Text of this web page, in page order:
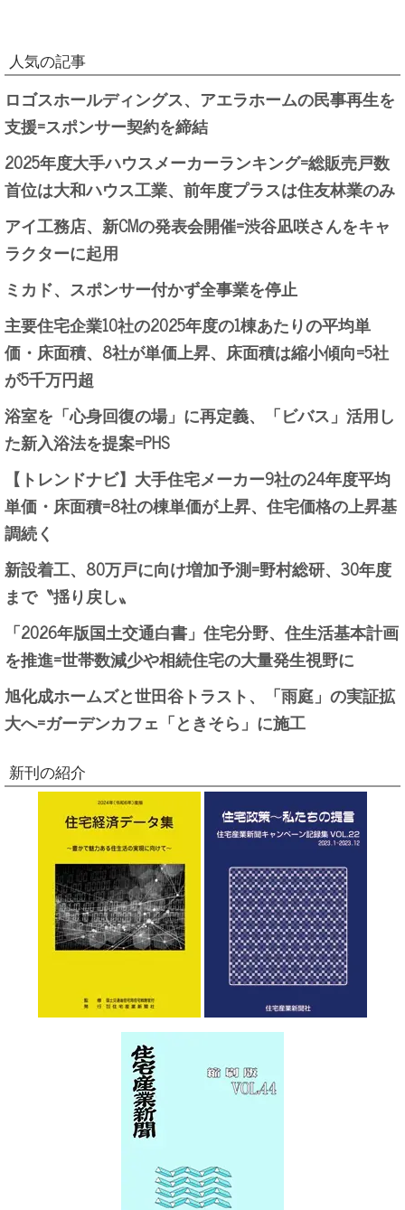
人気の記事
ロゴスホールディングス、アエラホームの民事再生を
支援=スポンサー契約を締結
2025年度大手ハウスメーカーランキング=総販売戸数
首位は大和ハウス工業、前年度プラスは住友林業のみ
アイ工務店、新CMの発表会開催=渋谷凪咲さんをキャ
ラクターに起用
ミカド、スポンサー付かず全事業を停止
主要住宅企業10社の2025年度の1棟あたりの平均単
価・床面積、8社が単価上昇、床面積は縮小傾向=5社
が5千万円超
浴室を「心身回復の場」に再定義、「ビバス」活用し
た新入浴法を提案=PHS
【トレンドナビ】大手住宅メーカー9社の24年度平均
単価・床面積=8社の棟単価が上昇、住宅価格の上昇基
調続く
新設着工、80万戸に向け増加予測=野村総研、30年度
まで〝揺り戻し〟
「2026年版国土交通白書」住宅分野、住生活基本計画
を推進=世帯数減少や相続住宅の大量発生視野に
旭化成ホームズと世田谷トラスト、「雨庭」の実証拡
大へ=ガーデンカフェ「ときそら」に施工
新刊の紹介